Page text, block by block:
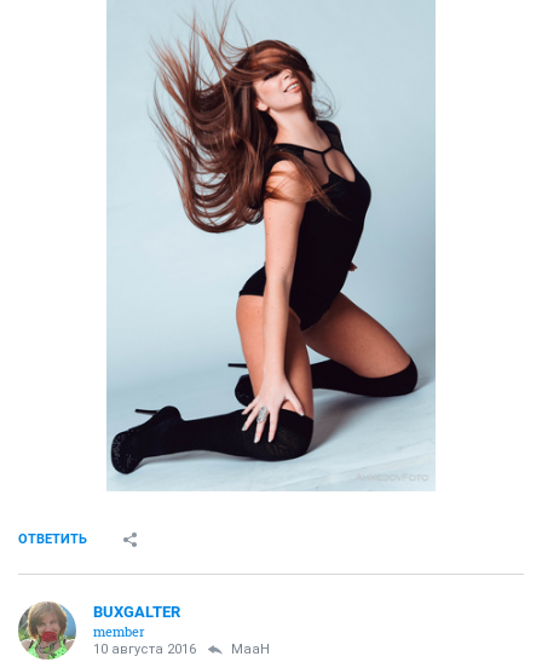
ОТВЕТИТЬ
BUXGALTER
member
10 августа 2016 MaaH